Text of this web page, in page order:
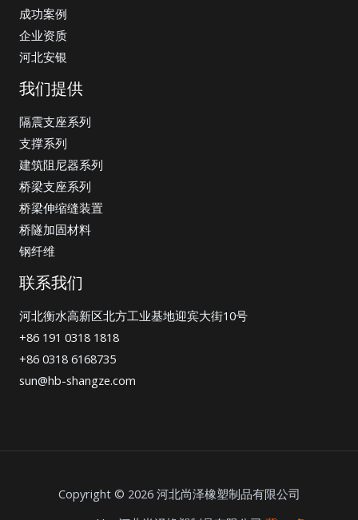
成功案例
企业资质
河北安银
我们提供
隔震支座系列
支撑系列
建筑阻尼器系列
桥梁支座系列
桥梁伸缩缝装置
桥隧加固材料
钢纤维
联系我们
河北衡水高新区北方工业基地迎宾大街10号
+86 191 0318 1818
+86 0318 6168735
sun@hb-shangze.com
Copyright © 2026 河北尚泽橡塑制品有限公司